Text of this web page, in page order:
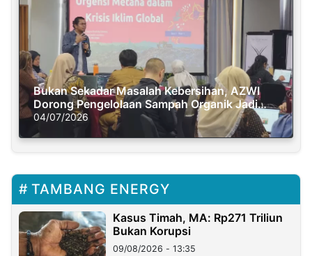
Bukan Sekadar Masalah Kebersihan, AZWI
Dorong Pengelolaan Sampah Organik Jadi
Solusi Krisis Iklim
04/07/2026
TAMBANG ENERGY
Kasus Timah, MA: Rp271 Triliun
Bukan Korupsi
09/08/2026 - 13:35